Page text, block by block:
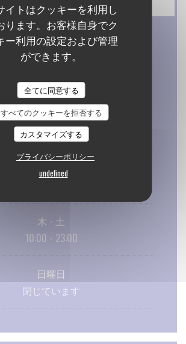
イトはクッキーを利用し
ります。お客様自身でク
ー利用の設定および管理
ができます。
全てに同意する
すべてのクッキーを拒否する
カスタマイズする
プライバシーポリシー
undefined
営業時間
月曜日
閉じています
火-水
木 - 土
10:00 - 23:00
日曜日
閉じています